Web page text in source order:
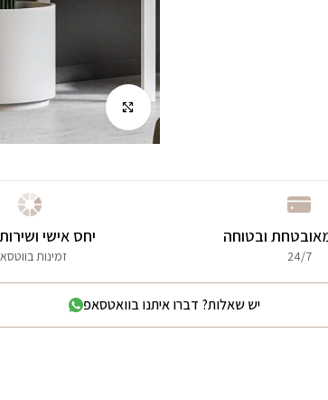
לחץ להגדלה
ובטוחה
24/7
יחס אישי
זמינות
יש שאלות? דברו איתנו בוואטסאפ